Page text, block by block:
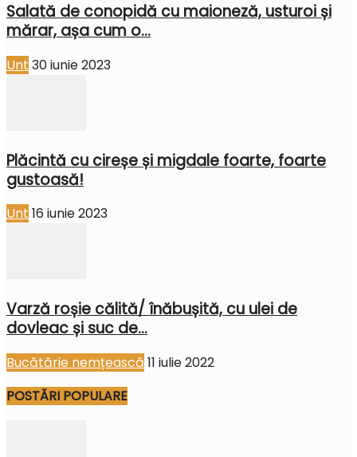
Salată de conopidă cu maioneză, usturoi și
mărar, așa cum o...
Unt 30 iunie 2023
Plăcintă cu cireșe și migdale foarte, foarte
gustoasă!
Unt 16 iunie 2023
Varză roșie călită/ înăbușită, cu ulei de
dovleac și suc de...
Bucătărie nemțească 11 iulie 2022
POSTĂRI POPULARE